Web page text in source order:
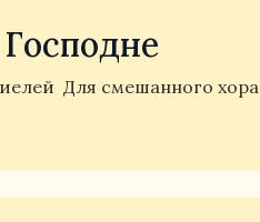
Для смешанного хора